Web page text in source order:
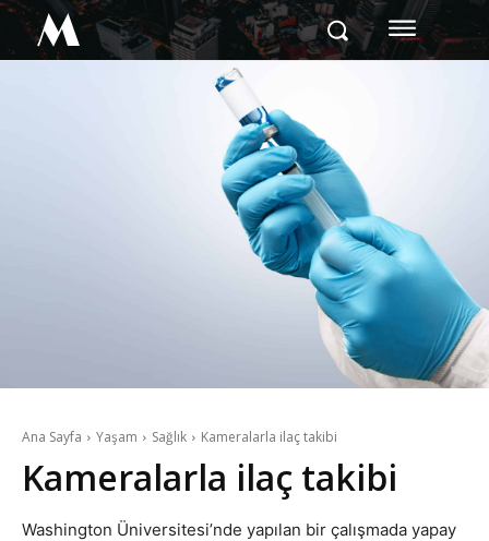
M
Ana Sayfa Yaşam Sağlık Kameralarla ilaç takibi
Kameralarla ilaç takibi
Washington Üniversitesi’nde yapılan bir çalışmada yapay